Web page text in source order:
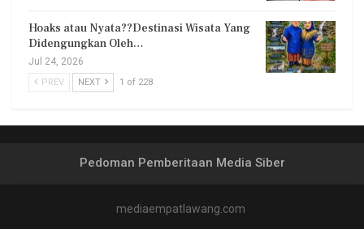
Hoaks atau Nyata??Destinasi Wisata Yang
Didengungkan Oleh…
Jul 24, 2026
PREV NEXT 1 of 228
Pedoman Pemberitaan Media Siber
mediaempatlawang.com